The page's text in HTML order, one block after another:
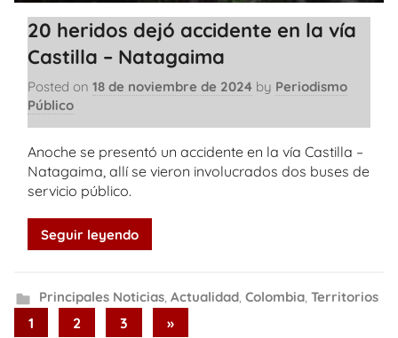
20 heridos dejó accidente en la vía
Castilla – Natagaima
Posted on 18 de noviembre de 2024 by Periodismo
Público
Anoche se presentó un accidente en la vía Castilla –
Natagaima, allí se vieron involucrados dos buses de
servicio público.
Seguir leyendo
Principales Noticias, Actualidad, Colombia, Territorios
Paginación
1 2 3
Next
»